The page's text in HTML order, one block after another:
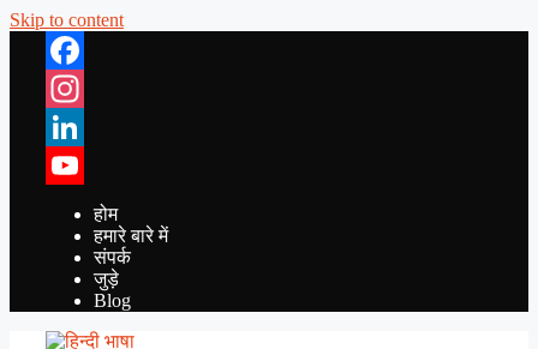
Skip to content
Facebook
Instagram
LinkedIn
YouTube
होम
हमारे बारे में
संपर्क
जुड़े
Blog